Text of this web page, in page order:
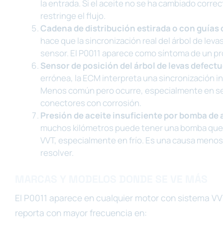
la entrada. Si el aceite no se ha cambiado
restringe el flujo.
Cadena de distribución estirada o con guías
hace que la sincronización real del árbol de
sensor. El P0011 aparece como síntoma de un
Sensor de posición del árbol de levas
errónea, la ECM interpreta una sincronización
Menos común pero ocurre, especialmente en
conectores con corrosión.
Presión de aceite insuficiente por bomba de
muchos kilómetros puede tener una bomba
VVT, especialmente en frío. Es una causa
resolver.
El P0011 aparece en cualquier motor con sistema
reporta con mayor frecuencia en: